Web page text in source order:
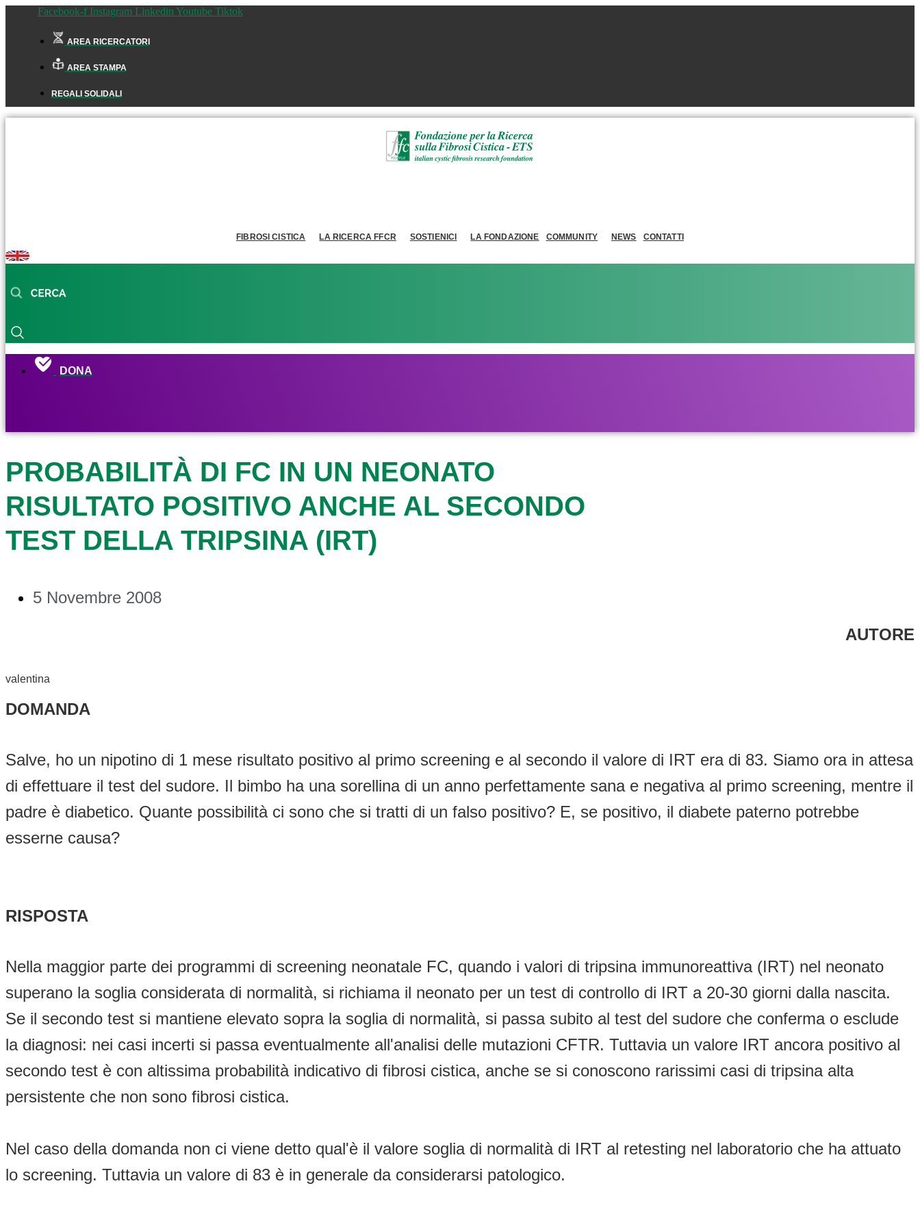
Facebook-f Instagram Linkedin Youtube Tiktok
AREA RICERCATORI
AREA STAMPA
REGALI SOLIDALI
FIBROSI CISTICA LA RICERCA FFCR SOSTIENICI LA FONDAZIONE COMMUNITY NEWS CONTATTI
DONA
PROBABILITÀ DI FC IN UN NEONATO
RISULTATO POSITIVO ANCHE AL SECONDO
TEST DELLA TRIPSINA (IRT)
5 Novembre 2008
AUTORE
valentina
DOMANDA
Salve, ho un nipotino di 1 mese risultato positivo al primo screening e al secondo il valore di IRT era di 83. Siamo ora in attesa
di effettuare il test del sudore. Il bimbo ha una sorellina di un anno perfettamente sana e negativa al primo screening, mentre il
padre è diabetico. Quante possibilità ci sono che si tratti di un falso positivo? E, se positivo, il diabete paterno potrebbe
esserne causa?
RISPOSTA
Nella maggior parte dei programmi di screening neonatale FC, quando i valori di tripsina immunoreattiva (IRT) nel neonato
superano la soglia considerata di normalità, si richiama il neonato per un test di controllo di IRT a 20-30 giorni dalla nascita.
Se il secondo test si mantiene elevato sopra la soglia di normalità, si passa subito al test del sudore che conferma o esclude
la diagnosi: nei casi incerti si passa eventualmente all'analisi delle mutazioni CFTR. Tuttavia un valore IRT ancora positivo al
secondo test è con altissima probabilità indicativo di fibrosi cistica, anche se si conoscono rarissimi casi di tripsina alta
persistente che non sono fibrosi cistica.
Nel caso della domanda non ci viene detto qual'è il valore soglia di normalità di IRT al retesting nel laboratorio che ha attuato
lo screening. Tuttavia un valore di 83 è in generale da considerarsi patologico.